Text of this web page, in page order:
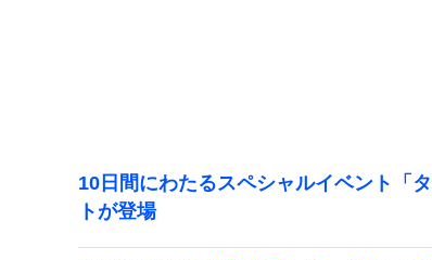
10日間にわたるスペシャルイベント「
トが登場